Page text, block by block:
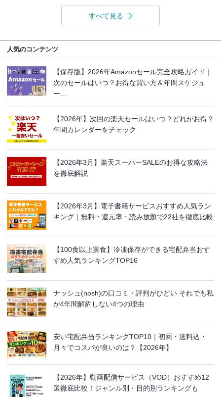
すべて見る
人気のコンテンツ
【保存版】2026年Amazonセール完全攻略ガイド｜
次のセールはいつ？お得な買い方＆年間スケジュ
ー...
【2026年】次回の楽天セールはいつ？どれがお得？
年間カレンダーをチェック
【2026年3月】楽天スーパーSALEのお得な攻略法
を徹底解説
【2026年3月】電子書籍サービスおすすめ人気ラン
キング｜無料・還元率・読み放題で22社を徹底比較
【100食以上実食】冷凍保存ができる宅配弁当おす
すめ人気ランキングTOP16
ナッシュ(nosh)の口コミ・評判がひどい それでも私
が4年間解約しない4つの理由
安い宅配弁当ランキングTOP10｜初回・送料込・
月々でコスパが良いのは？【2026年】
【2026年】動画配信サービス（VOD）おすすめ12
選徹底比較！ジャンル別・目的別ランキングも